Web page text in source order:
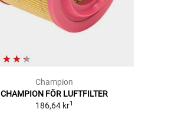
Champion
CHAMPION FÖR LUFTFILTER
186,64 kr1